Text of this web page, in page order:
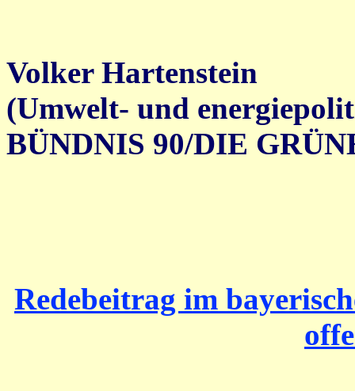
Volker Hartenstein
(Umwelt- und
BÜNDNIS 90/DIE
Redebeitrag im